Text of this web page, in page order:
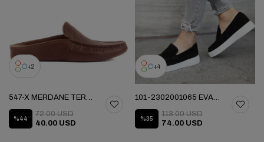
2
547-X MERDANE TERLIK
%44
40.00 USD
72.00 USD
4
101-2302001065 EVA MERDANE AYAKKABI
%35
74.00 USD
113.00 USD